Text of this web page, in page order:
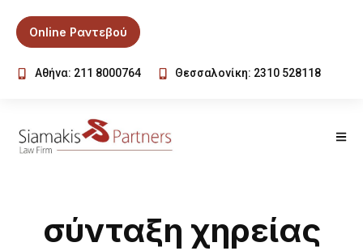
Online Ραντεβού
Αθήνα: 211 8000764 Θεσσαλονίκη: 2310 528118
σύνταξη χηρείας